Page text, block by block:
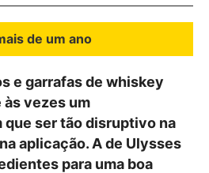
de um ano
e garrafas de whiskey
às vezes um
ser tão disruptivo na
aplicação. A de Ulysses
para uma boa